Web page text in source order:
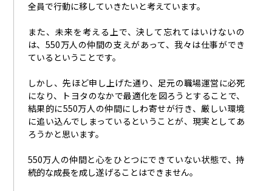
全員で行動に移していきたいと考えています。
また、未来を考える上で、決して忘れてはいけないの
は、 550万人の仲間の支えがあって、我々は仕事ができ
ているということです。
しかし、先ほど申し上げた通り、足元の職場運営に必死
になり、トヨタのなかで最適化を図ろうとすることで、
結果的に550万人の仲間にしわ寄せが行き、厳しい環境
に追い込んでしまっているということが、現実としてあ
ろうかと思います。
550万人の仲間と心をひとつにできていない状態で、持
続的な成長を成し遂げることはできません。